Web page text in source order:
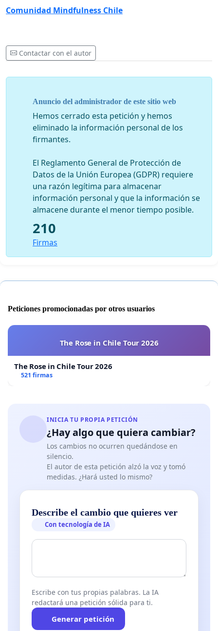
Comunidad Mindfulness Chile
Contactar con el autor
Anuncio del administrador de este sitio web
Hemos cerrado esta petición y hemos
eliminado la información personal de los
firmantes.
El Reglamento General de Protección de
Datos de la Unión Europea (GDPR) requiere
una razón legítima para almacenar
información personal y que la información se
almacene durante el menor tiempo posible.
210
Firmas
Peticiones promocionadas por otros usuarios
The Rose in Chile Tour 2026
The Rose in Chile Tour 2026
521 firmas
INICIA TU PROPIA PETICIÓN
¿Hay algo que quiera cambiar?
Los cambios no ocurren quedándose en
silencio.
El autor de esta petición alzó la voz y tomó
medidas. ¿Hará usted lo mismo?
Describe el cambio que quieres ver
Con tecnología de IA
Escribe con tus propias palabras. La IA
redactará una petición sólida para ti.
Generar petición